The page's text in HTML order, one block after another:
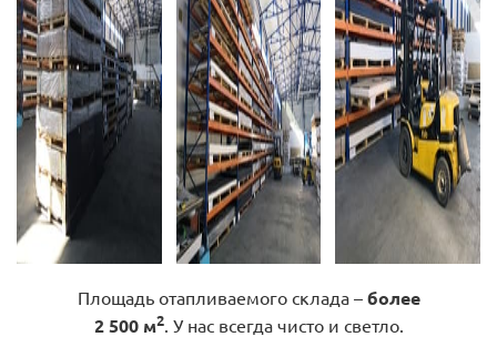
Площадь отапливаемого склада – более
2 500 м2. У нас всегда чисто и светло.